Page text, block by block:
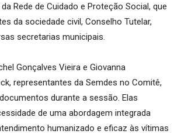
Rede de Cuidado e Proteção Social, que
da sociedade civil, Conselho Tutelar,
secretarias municipais.
Gonçalves Vieira e Giovanna
representantes da Semdes no Comitê,
durante a sessão. Elas
de uma abordagem integrada
humanizado e eficaz às vítimas